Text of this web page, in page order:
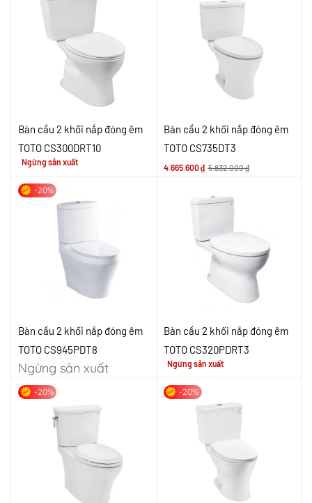
Bàn cầu 2 khối nắp đóng êm
TOTO CS300DRT10
Ngừng sản xuất
Bàn cầu 2 khối nắp đóng êm
TOTO CS735DT3
4.665.600₫ 5.832.000₫
-20%
Bàn cầu 2 khối nắp đóng êm
TOTO CS945PDT8
Ngừng sản xuất
Bàn cầu 2 khối nắp đóng êm
TOTO CS320PDRT3
Ngừng sản xuất
-20% -20%